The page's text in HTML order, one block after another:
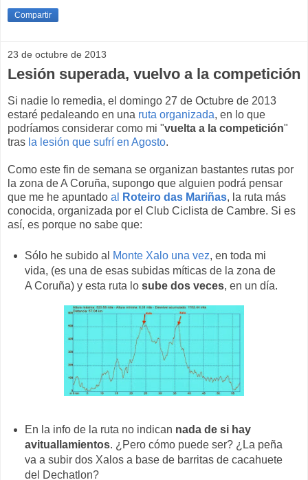
Compartir
23 de octubre de 2013
Lesión superada, vuelvo a la competición
Si nadie lo remedia, el domingo 27 de Octubre de 2013
estaré pedaleando en una ruta organizada, en lo que
podríamos considerar como mi "vuelta a la competición"
tras la lesión que sufrí en Agosto.
Como este fin de semana se organizan bastantes rutas por
la zona de A Coruña, supongo que alguien podrá pensar
que me he apuntado al Roteiro das Mariñas, la ruta más
conocida, organizada por el Club Ciclista de Cambre. Si es
así, es porque no sabe que:
Sólo he subido al Monte Xalo una vez, en toda mi
vida, (es una de esas subidas míticas de la zona de
A Coruña) y esta ruta lo sube dos veces, en un día.
En la info de la ruta no indican nada de si hay
avituallamientos. ¿Pero cómo puede ser? ¿La peña
va a subir dos Xalos a base de barritas de cacahuete
del Dechatlon?